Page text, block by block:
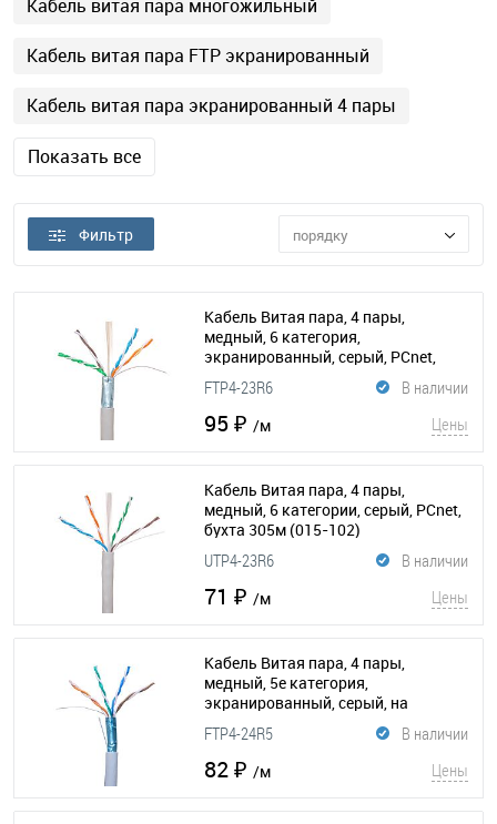
Кабель витая пара многожильный
Кабель витая пара FTP экранированный
Кабель витая пара экранированный 4 пары
Показать все
Фильтр порядку
Кабель Витая пара, 4 пары,
медный, 6 категория,
экранированный, серый, PCnet,
бухта 305м
В наличии
FTP4-23R6
95 ₽ /м Цены
Кабель Витая пара, 4 пары,
медный, 6 категории, серый, PCnet,
бухта 305м (015-102)
В наличии
UTP4-23R6
71 ₽ /м Цены
Кабель Витая пара, 4 пары,
медный, 5е категория,
экранированный, серый, на
катушке 305м
(015-227) В наличии
FTP4-24R5
82 ₽ /м Цены